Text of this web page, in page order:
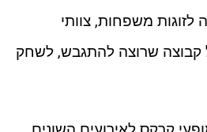
משפחות, צוותי
קבוצה שרוצה להתגבש, לשחק